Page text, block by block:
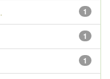
1
1
1